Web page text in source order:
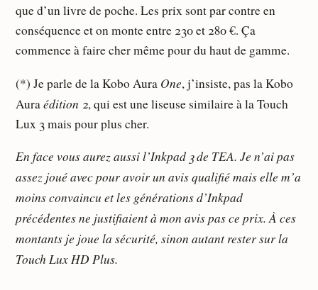
que d’un livre de poche. Les prix sont par contre en
conséquence et on monte entre 230 et 280 €. Ça
commence à faire cher même pour du haut de gamme.
(*) Je parle de la Kobo Aura One, j’insiste, pas la Kobo
Auraédition 2, qui est une liseuse similaire à la Touch
Lux 3 mais pour plus cher.
En face vous aurez aussi l’Inkpad 3 de TEA. Je n’ai pas
assez joué avec pour avoir un avis qualifié mais elle m’a
moins convaincu et les générations d’Inkpad
précédentes ne justifiaient à mon avis pas ce prix. À ces
montants je joue la sécurité, sinon autant rester sur la
Touch Lux HD Plus.